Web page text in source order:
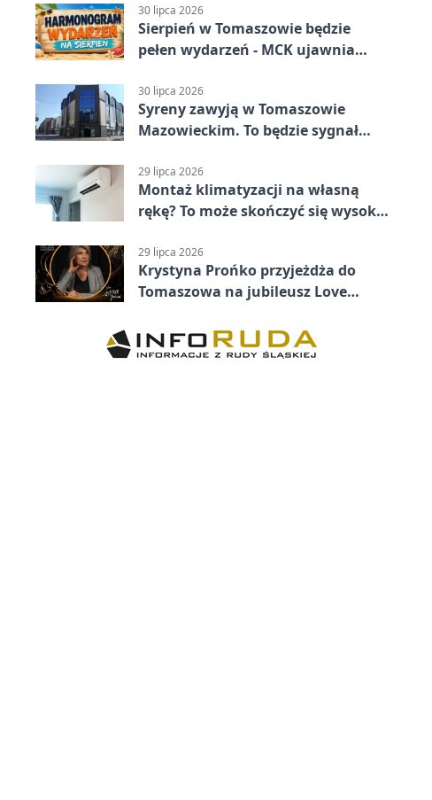
30 lipca 2026
Sierpień w Tomaszowie będzie
pełen wydarzeń - MCK ujawnia
30 lipca 2026
Syreny zawyją w Tomaszowie
Mazowieckim. To będzie sygnał
29 lipca 2026
Montaż klimatyzacji na własną
rękę? To może skończyć się wysoką
29 lipca 2026
Krystyna Prońko przyjeżdża do
Tomaszowa na jubileusz Love